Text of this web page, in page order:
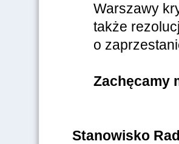
Warszawy
także
o
Zachęcamy
Stanowisko